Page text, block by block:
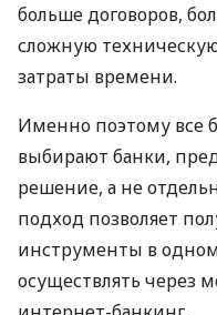
больше договоров,
сложную
затраты времени.
Именно поэтому все
выбирают банки,
решение, а не
подход позволяет
инструменты в
осуществлять через